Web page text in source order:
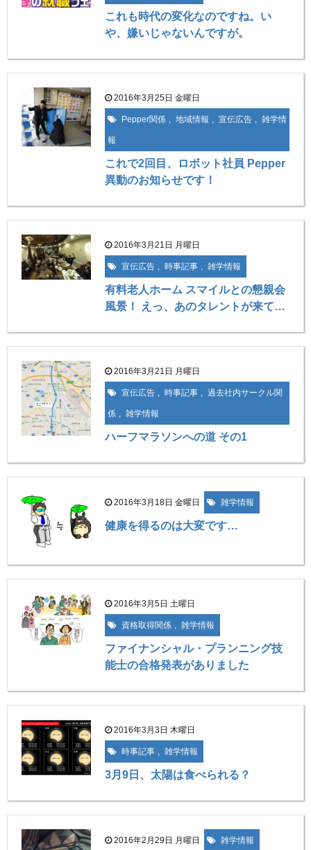
これも時代の変化なのですね。い
や、嫌いじゃないんですが。
2016年3月25日 金曜日
Pepper関係 地域情報 宣伝広告 雑学情
報
これで2回目、ロボット社員 Pepper
異動のお知らせです！
2016年3月21日 月曜日
宣伝広告 時事記事 雑学情報
有料老人ホーム スマイルとの懇親会
風景！ えっ、あのタレントが来て…
2016年3月21日 月曜日
宣伝広告 時事記事 過去社内サークル関
係 雑学情報
ハーフマラソンへの道 その1
2016年3月18日 金曜日 雑学情報
健康を得るのは大変です…
2016年3月5日 土曜日
資格取得関係 雑学情報
ファイナンシャル・プランニング技
能士の合格発表がありました
2016年3月3日 木曜日
時事記事 雑学情報
3月9日、太陽は食べられる？
2016年2月29日 月曜日 雑学情報